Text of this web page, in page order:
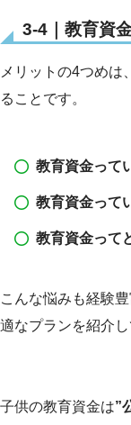
3-4｜教育資
メリットの4つめは
ることです。
教育資金って
教育資金って
教育資金って
こんな悩みも経験
適なプランを紹介し
子供の教育資金は”